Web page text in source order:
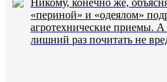
Никому, конечно же,
«периной» и «одеялом»
агротехнические приемы.
лишний раз почитать не